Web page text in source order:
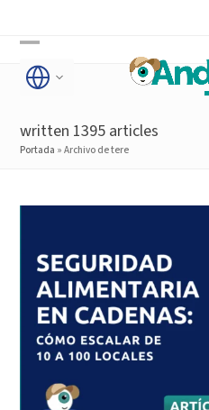
content
Open
mobile
menu
Close
mobile
menu
written 1395 articles
Portada »Archivo de tere